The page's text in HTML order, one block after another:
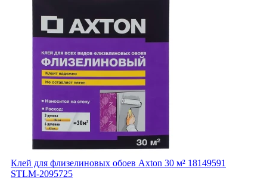
Клей для флизелиновых обоев Axton 30 м² 18149591
STLM-2095725